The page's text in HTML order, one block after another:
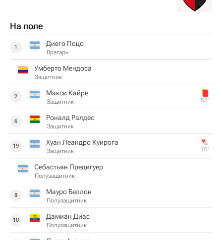
На поле
1 Диего Поцо
Вратарь
Умберто Мендоса
Защитник
2 Макси Кайре
Защитник 52‎’‎
6 Роналд Ралдес
Защитник
19 Хуан Леандро Куирога
Защитник 76‎’‎
Себастьян Предигуер
Полузащитник
8 Мауро Беллон
Полузащитник
10 Дамиан Диас
Полузащитник